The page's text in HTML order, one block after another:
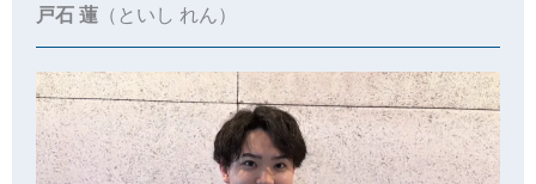
戸石 蓮 （といし れん）